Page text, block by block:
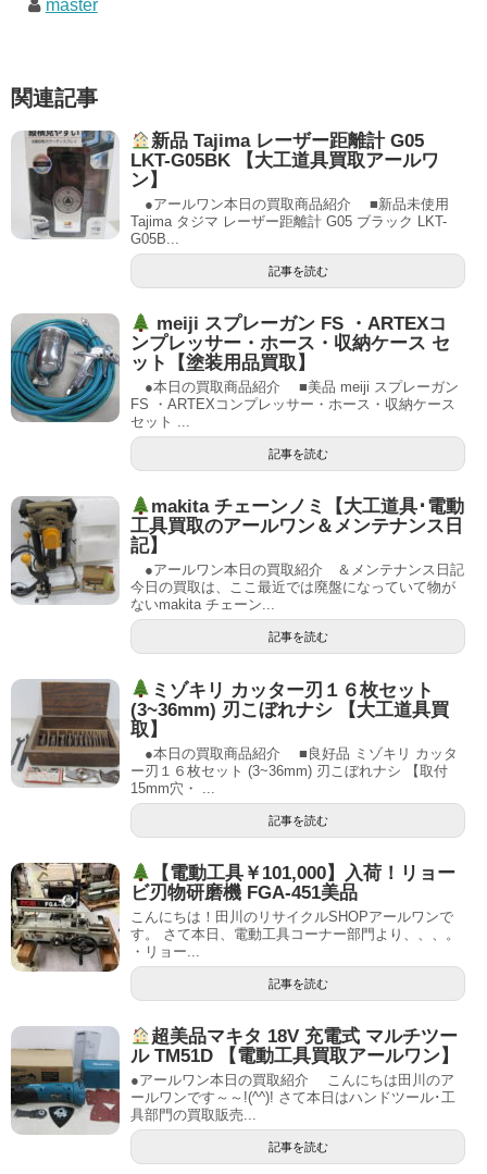
master
関連記事
新品 Tajima レーザー距離計 G05
LKT-G05BK 【大工道具買取アールワ
ン】
●アールワン本日の買取商品紹介 ■新品未使用
Tajima タジマ レーザー距離計 G05 ブラック LKT-
G05B...
記事を読む
meiji スプレーガン FS ・ARTEXコ
ンプレッサー・ホース・収納ケース セ
ット【塗装用品買取】
●本日の買取商品紹介 ■美品 meiji スプレーガン
FS ・ARTEXコンプレッサー・ホース・収納ケース
セット ...
記事を読む
makita チェーンノミ【大工道具･電動
工具買取のアールワン＆メンテナンス日
記】
●アールワン本日の買取紹介 ＆メンテナンス日記
今日の買取は、ここ最近では廃盤になっていて物が
ないmakita チェーン...
記事を読む
ミゾキリ カッター刃１６枚セット
(3~36mm) 刃こぼれナシ 【大工道具買
取】
●本日の買取商品紹介 ■良好品 ミゾキリ カッタ
ー刃１６枚セット (3~36mm) 刃こぼれナシ 【取付
15mm穴・ ...
記事を読む
【電動工具￥101,000】入荷！リョー
ビ刃物研磨機 FGA-451美品
こんにちは！田川のリサイクルSHOPアールワンで
す。 さて本日、電動工具コーナー部門より、、、。
・リョー...
記事を読む
超美品マキタ 18V 充電式 マルチツー
ル TM51D 【電動工具買取アールワン】
●アールワン本日の買取紹介 こんにちは田川のア
ールワンです～～!(^^)! さて本日はハンドツール･工
具部門の買取販売...
記事を読む